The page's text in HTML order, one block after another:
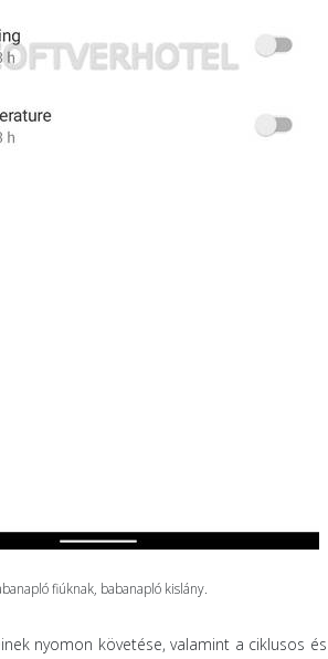
fiúknak, babanapló kislány.
nyomon követése, valamint a ciklusos és